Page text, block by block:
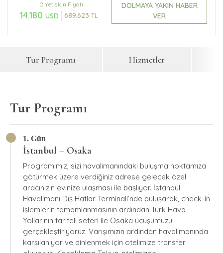
2 Yetişkin Fiyatı
14.180 USD 689.623 TL
DOLMAYA YAKIN HABER
VER
Tur Programı Hizmetler
Tur Programı
1. Gün
İstanbul – Osaka
Programımız, sizi havalimanındaki buluşma noktamıza
götürmek üzere verdiğiniz adrese gelecek özel
aracınızın evinize ulaşması ile başlıyor. İstanbul
Havalimanı Dış Hatlar Terminali’nde buluşarak, check-in
işlemlerin tamamlanmasının ardından Türk Hava
Yollarının tarifeli seferi ile Osaka uçuşumuzu
gerçekleştiriyoruz. Varışımızın ardından havalimanında
karşılanıyor ve dinlenmek için otelimize transfer